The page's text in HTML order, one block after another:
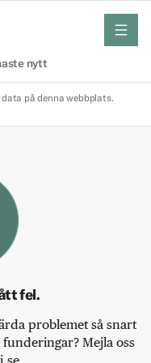
nytt
meny
på denna webbplats.
fel.
problemet så snart
Mejla oss